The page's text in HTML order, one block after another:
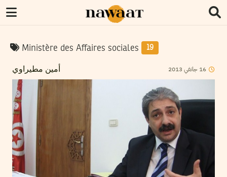
Ministère des Affaires sociales 19
أمين مطيراوي 16 جانفي 2013